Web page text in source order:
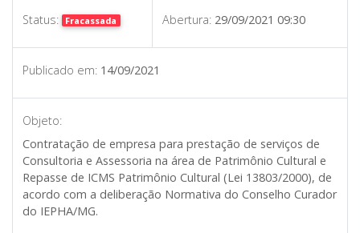
Status: Fracassada Abertura: 29/09/2021 09:30
Publicado em: 14/09/2021
Objeto:
Contratação de empresa para prestação de serviços de
Consultoria e Assessoria na área de Patrimônio Cultural e
Repasse de ICMS Patrimônio Cultural (Lei 13803/2000), de
acordo com a deliberação Normativa do Conselho Curador
do IEPHA/MG.